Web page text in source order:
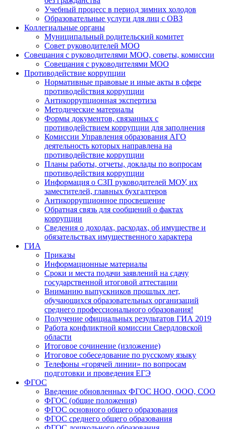
Учебный процесс в период зимних холодов
Образовательные услуги для лиц с ОВЗ
Коллегиальные органы
Муниципальный родительский комитет
Совет руководителей МОО
Совещания с руководителями МОО, советы, комиссии
Совещания с руководителями МОО
Противодействие коррупции
Нормативные правовые и иные акты в сфере
противодействия коррупции
Антикоррупционная экспертиза
Методические материалы
Формы документов, связанных с
противодействием коррупции для заполнения
Комиссии Управления образования АГО
деятельность которых направлена на
противодействие коррупции
Планы работы, отчеты, доклады по вопросам
противодействия коррупции
Информация о СЗП руководителей МОУ, их
заместителей, главных бухгалтеров
Антикоррупционное просвещение
Обратная связь для сообщений о фактах
коррупции
Сведения о доходах, расходах, об имуществе и
обязательствах имущественного характера
ГИА
Приказы
Информационные материалы
Сроки и места подачи заявлений на сдачу
государственной итоговой аттестации
Вниманию выпускников прошлых лет,
обучающихся образовательных организаций
среднего профессионального образования!
Получение официальных результатов ГИА 2019
Работа конфликтной комиссии Свердловской
области
Итоговое сочинение (изложение)
Итоговое собеседование по русскому языку
Телефоны «горячей линии» по вопросам
подготовки и проведения ЕГЭ
ФГОС
Введение обновленных ФГОС НОО, ООО, СОО
ФГОС (общие положения)
ФГОС основного общего образования
ФГОС среднего общего образования